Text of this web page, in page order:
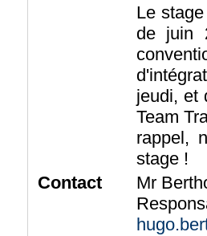
Le
de juin
jeudi, et
Team
rappel,
stage !
Contact
Mr